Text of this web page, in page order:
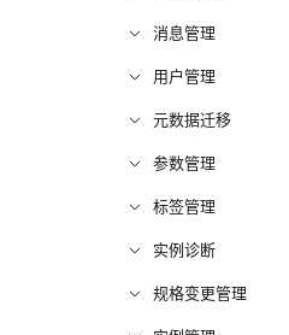
消息管理
用户管理
元数据迁移
参数管理
标签管理
实例诊断
规格变更管理